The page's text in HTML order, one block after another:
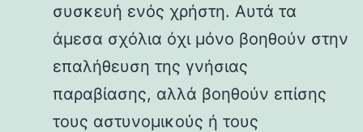
συσκευή ενός χρήστη. Αυτά τα
άμεσα σχόλια όχι μόνο βοηθούν στην
επαλήθευση της γνήσιας
παραβίασης, αλλά βοηθούν επίσης
τους αστυνομικούς ή τους